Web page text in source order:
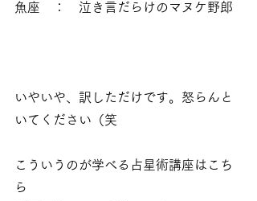
魚座　：　泣き言だらけのマヌケ野郎
いやいや、訳しただけです。怒らんと
いてください（笑
こういうのが学べる占星術講座はこち
ら